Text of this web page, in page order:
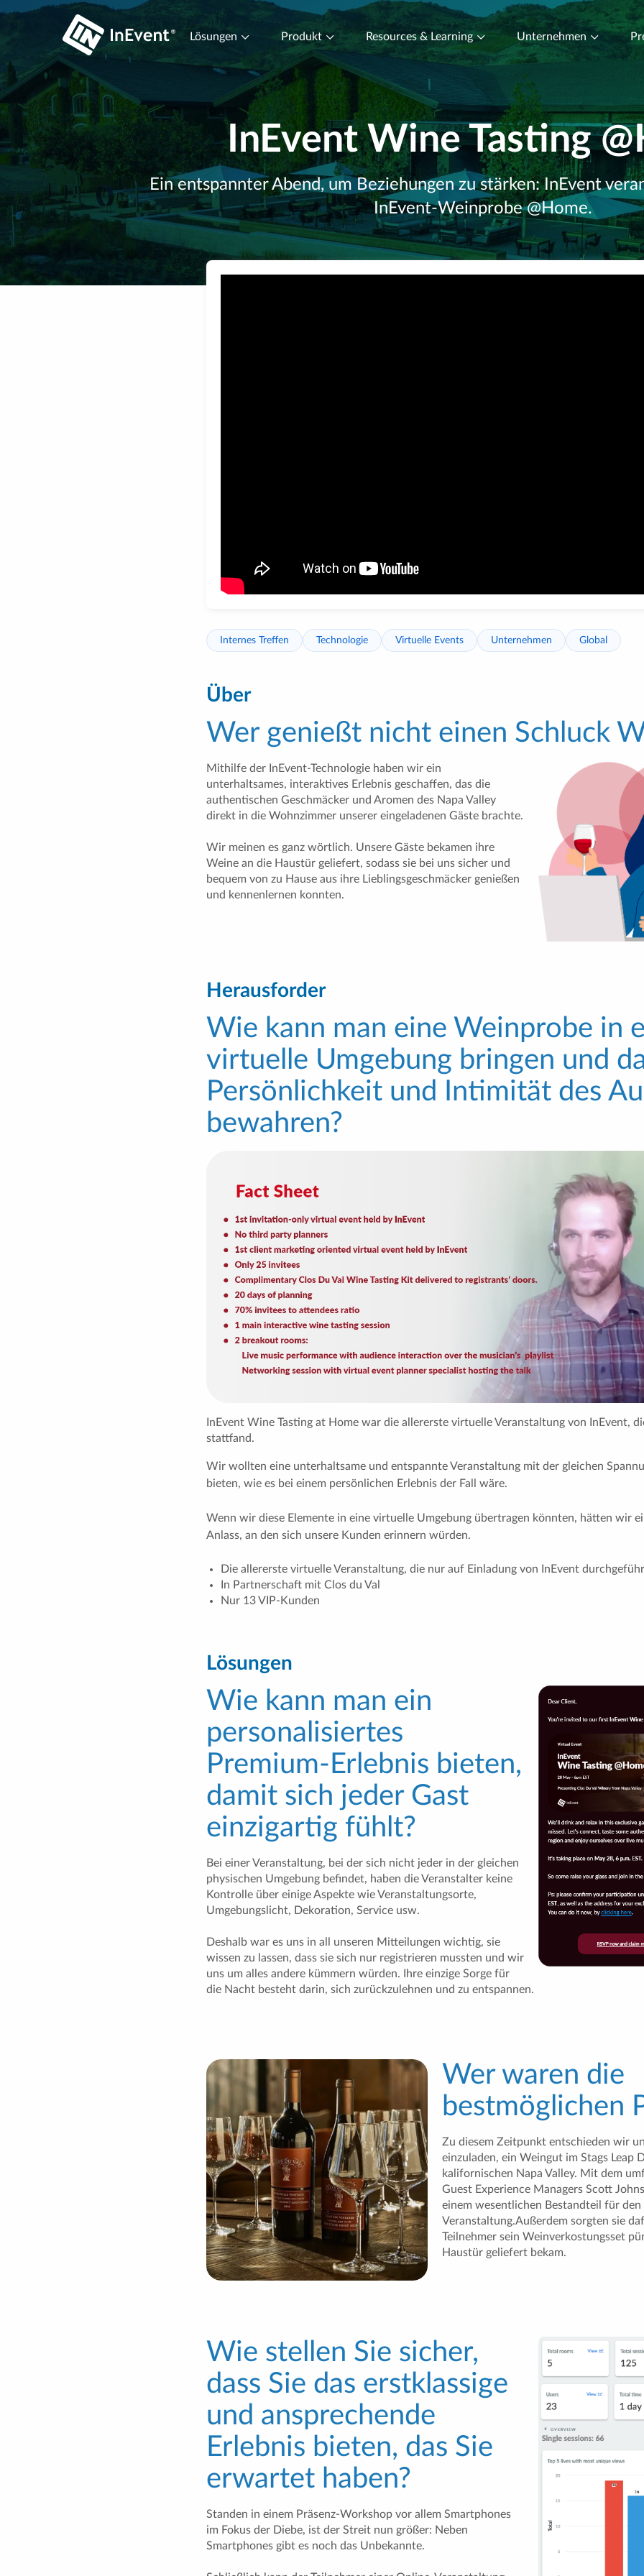
Lösungen Produkt Resources & Learning Unternehmen
InEvent Wine Tasting
Ein entspannter Abend, um Beziehungen zu stärken: InEvent
InEvent-Weinprobe @Home.
Internes Treffen Technologie Virtuelle Events Unternehmen Global
Über
Wer genießt nicht einen Schluck
Mithilfe der InEvent-Technologie haben wir ein
unterhaltsames, interaktives Erlebnis geschaffen, das die
authentischen Geschmäcker und Aromen des Napa Valley
direkt in die Wohnzimmer unserer eingeladenen Gäste brachte.
Wir meinen es ganz wörtlich. Unsere Gäste bekamen ihre
Weine an die Haustür geliefert, sodass sie bei uns sicher und
bequem von zu Hause aus ihre Lieblingsgeschmäcker genießen
und kennenlernen konnten.
Herausforder
Wie kann man eine Weinprobe in
virtuelle Umgebung bringen und
Persönlichkeit und Intimität des
bewahren?
InEvent Wine Tasting at Home war die allererste virtuelle Veranstaltung von InEvent,
stattfand.
Wir wollten eine unterhaltsame und entspannte Veranstaltung mit der gleichen
bieten, wie es bei einem persönlichen Erlebnis der Fall wäre.
Wenn wir diese Elemente in eine virtuelle Umgebung übertragen könnten, hätten wir
Anlass, an den sich unsere Kunden erinnern würden.
Die allererste virtuelle Veranstaltung, die nur auf Einladung von InEvent
In Partnerschaft mit Clos du Val
Nur 13 VIP-Kunden
Lösungen
Wie kann man ein
personalisiertes
Premium-Erlebnis bieten,
damit sich jeder Gast
einzigartig fühlt?
Bei einer Veranstaltung, bei der sich nicht jeder in der gleichen
physischen Umgebung befindet, haben die Veranstalter keine
Kontrolle über einige Aspekte wie Veranstaltungsorte,
Umgebungslicht, Dekoration, Service usw.
Deshalb war es uns in all unseren Mitteilungen wichtig, sie
wissen zu lassen, dass sie sich nur registrieren mussten und wir
uns um alles andere kümmern würden. Ihre einzige Sorge für
die Nacht besteht darin, sich zurückzulehnen und zu entspannen.
Wer waren die
bestmöglichen
Zu diesem Zeitpunkt entschieden wir
einzuladen, ein Weingut im Stags Leap
kalifornischen Napa Valley. Mit dem
Guest Experience Managers Scott
einem wesentlichen Bestandteil für den
Veranstaltung.Außerdem sorgten sie
Teilnehmer sein Weinverkostungsset
Haustür geliefert bekam.
Wie stellen Sie sicher,
dass Sie das erstklassige
und ansprechende
Erlebnis bieten, das Sie
erwartet haben?
Standen in einem Präsenz-Workshop vor allem Smartphones
im Fokus der Diebe, ist der Streit nun größer: Neben
Smartphones gibt es noch das Unbekannte.